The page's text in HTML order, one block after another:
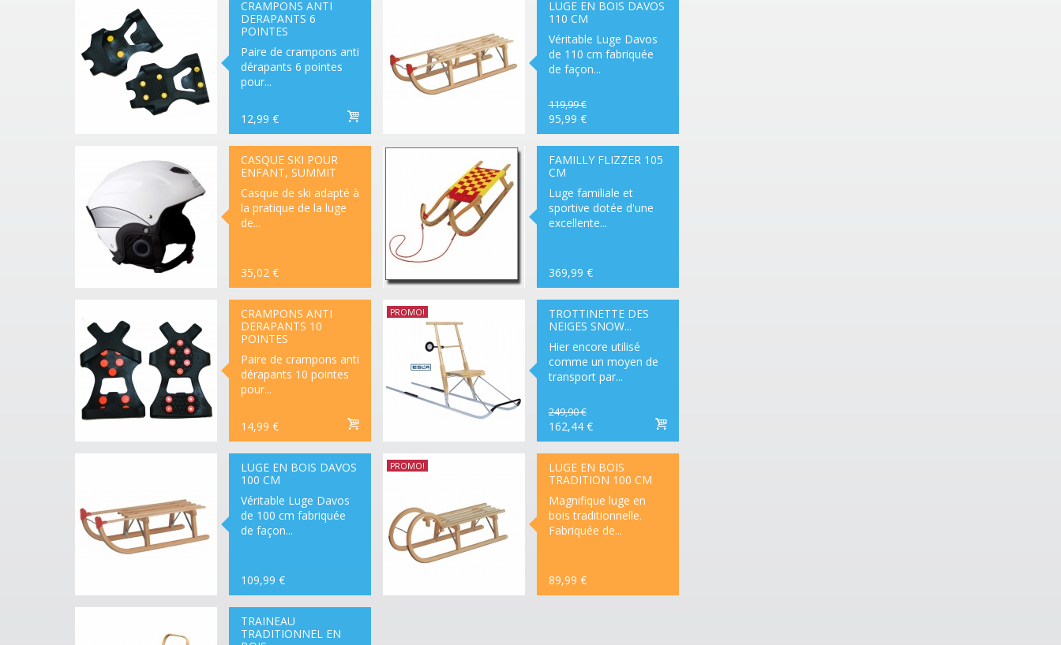
CRAMPONS ANTI
DERAPANTS 6
POINTES
Paire de crampons anti
dérapants 6 pointes
pour...
12,99 €LIVRAISON
DE 48 À 72
HEURES
LUGE EN BOIS DAVOS
110 CM
Véritable Luge Davos
de 110 cm fabriquée
de façon...
119,99 €
95,99 €RUPTURE
DE
STOCK
CASQUE SKI POUR
ENFANT, SUMMIT
Casque de ski adapté à
la pratique de la luge
de...
35,02 €RUPTURE
DE
STOCK
FAMILLY FLIZZER 105
CM
Luge familiale et
sportive dotée d'une
excellente...
369,99 €RUPTURE
DE
STOCK
CRAMPONS ANTI
DERAPANTS 10
POINTES
Paire de crampons anti
dérapants 10 pointes
pour...
14,99 €LIVRAISON
DE 48 À 72
HEURES
PROMO!
TROTTINETTE DES
NEIGES SNOW...
Hier encore utilisé
comme un moyen de
transport par...
249,90 €
162,44 €LIVRAISON
DE 3 À 5
JOURS
LUGE EN BOIS DAVOS
100 CM
Véritable Luge Davos
de 100 cm fabriquée
de façon...
109,99 €RUPTURE
DE
STOCK
PROMO!
LUGE EN BOIS
TRADITION 100 CM
Magnifique luge en
bois traditionnelle.
Fabriquée de...
89,99 €RUPTURE
DE
TRAINEAU
TRADITIONNEL EN